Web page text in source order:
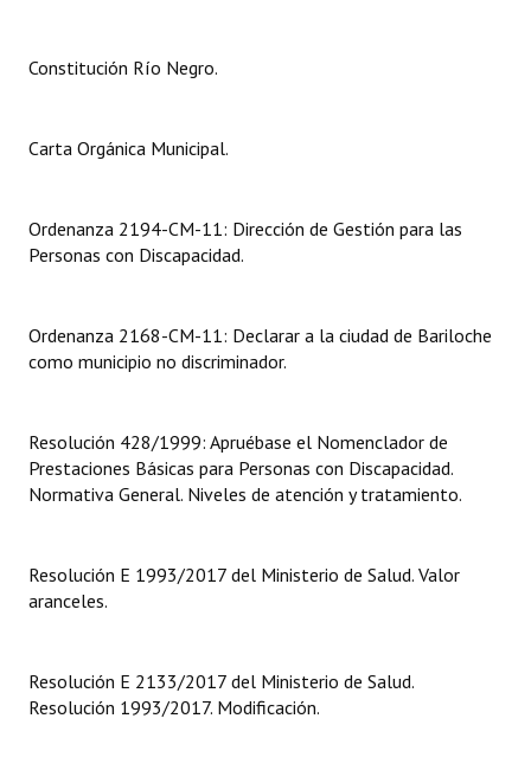
Noticias Destacadas
Premio al Mérito - Registro
Audiencias Públicas - Registro
Periodistas Decanos - Registro
Banca del Vecino - Registro
Reconocimientos - Registro
Entrega de distinciones
Constitución Río Negro.
Carta Orgánica Municipal.
Ordenanza 2194-CM-11: Dirección de Gestión para las
Personas con Discapacidad.
Ordenanza 2168-CM-11: Declarar a la ciudad de Bariloche
como municipio no discriminador.
Resolución 428/1999: Apruébase el Nomenclador de
Prestaciones Básicas para Personas con Discapacidad.
Normativa General. Niveles de atención y tratamiento.
Resolución E 1993/2017 del Ministerio de Salud. Valor
aranceles.
Resolución E 2133/2017 del Ministerio de Salud.
Resolución 1993/2017. Modificación.